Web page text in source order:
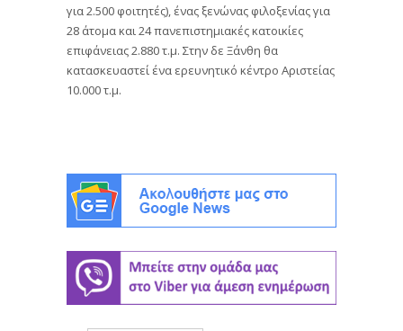
για 2.500 φοιτητές), ένας ξενώνας φιλοξενίας για
28 άτομα και 24 πανεπιστημιακές κατοικίες
επιφάνειας 2.880 τ.μ. Στην δε Ξάνθη θα
κατασκευαστεί ένα ερευνητικό κέντρο Αριστείας
10.000 τ.μ.